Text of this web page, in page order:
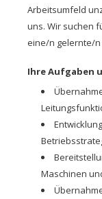
Arbeitsumfeld
uns. Wir suchen
eine/n gelernte/
Ihre Aufgaben
Maschinen